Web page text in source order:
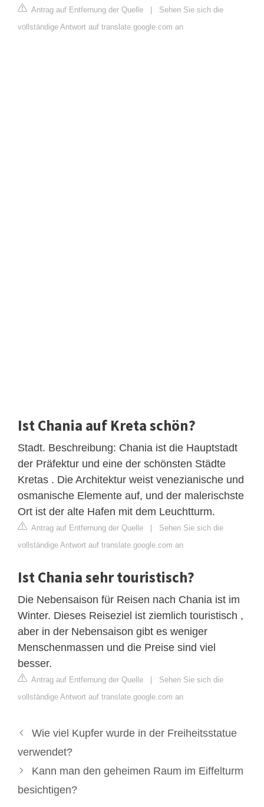
Antrag auf Entfernung der Quelle | Sehen Sie sich die
vollständige Antwort auf translate.google.com an
Ist Chania auf Kreta schön?
Stadt. Beschreibung: Chania ist die Hauptstadt
der Präfektur und eine der schönsten Städte
Kretas . Die Architektur weist venezianische und
osmanische Elemente auf, und der malerischste
Ort ist der alte Hafen mit dem Leuchtturm.
Antrag auf Entfernung der Quelle | Sehen Sie sich die
vollständige Antwort auf translate.google.com an
Ist Chania sehr touristisch?
Die Nebensaison für Reisen nach Chania ist im
Winter. Dieses Reiseziel ist ziemlich touristisch ,
aber in der Nebensaison gibt es weniger
Menschenmassen und die Preise sind viel
besser.
Antrag auf Entfernung der Quelle | Sehen Sie sich die
vollständige Antwort auf translate.google.com an
Wie viel Kupfer wurde in der Freiheitsstatue
verwendet?
Kann man den geheimen Raum im Eiffelturm
besichtigen?